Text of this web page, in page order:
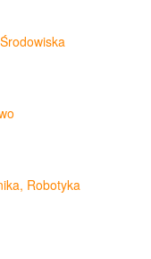
Robotyka